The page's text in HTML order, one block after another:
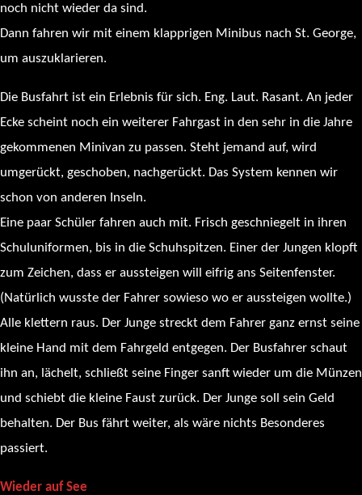
noch nicht wieder da sind.
Dann fahren wir mit einem klapprigen Minibus nach St. George,
um auszuklarieren.
Die Busfahrt ist ein Erlebnis für sich. Eng. Laut. Rasant. An jeder
Ecke scheint noch ein weiterer Fahrgast in den sehr in die Jahre
gekommenen Minivan zu passen. Steht jemand auf, wird
umgerückt, geschoben, nachgerückt. Das System kennen wir
schon von anderen Inseln.
Eine paar Schüler fahren auch mit. Frisch geschniegelt in ihren
Schuluniformen, bis in die Schuhspitzen. Einer der Jungen klopft
zum Zeichen, dass er aussteigen will eifrig ans Seitenfenster.
(Natürlich wusste der Fahrer sowieso wo er aussteigen wollte.)
Alle klettern raus. Der Junge streckt dem Fahrer ganz ernst seine
kleine Hand mit dem Fahrgeld entgegen. Der Busfahrer schaut
ihn an, lächelt, schließt seine Finger sanft wieder um die Münzen
und schiebt die kleine Faust zurück. Der Junge soll sein Geld
behalten. Der Bus fährt weiter, als wäre nichts Besonderes
passiert.
Wieder auf See